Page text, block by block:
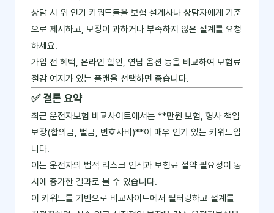
상담 시 위 인기 키워드들을 보험 설계사나 상담자에게 기준
으로 제시하고, 보장이 과하거나 부족하지 않은 설계를 요청
하세요.
가입 전 혜택, 온라인 할인, 연납 옵션 등을 비교하여 보험료
절감 여지가 있는 플랜을 선택하면 좋습니다.
✅ 결론 요약
최근 운전자보험 비교사이트에서는 **만원 보험, 형사 책임
보장(합의금, 벌금, 변호사비)**이 매우 인기 있는 키워드입
니다.
이는 운전자의 법적 리스크 인식과 보험료 절약 필요성이 동
시에 증가한 결과로 볼 수 있습니다.
이 키워드를 기반으로 비교사이트에서 필터링하고 설계를